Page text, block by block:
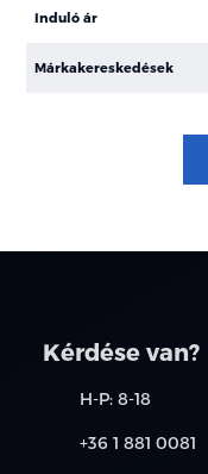
Induló ár
Márkakereskedések
Kérdése van?
H-P: 8-18
+36 1 881 0081